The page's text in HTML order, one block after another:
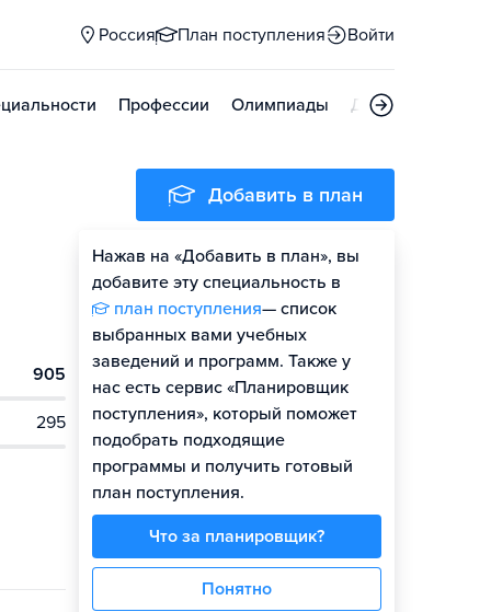
Россия План поступления Войти
Профессии Олимпиады Дни открытых
905
295
Добавить в план
Нажав на «Добавить в план», вы
добавите эту специальность в
план поступления— список
выбранных вами учебных
заведений и программ. Также у
нас есть сервис «Планировщик
поступления», который поможет
подобрать подходящие
программы и получить готовый
план поступления.
Что за планировщик?
Понятно